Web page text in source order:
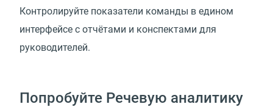
Контролируйте показатели команды в едином
интерфейсе с отчётами и конспектами для
руководителей.
Попробуйте Речевую аналитику